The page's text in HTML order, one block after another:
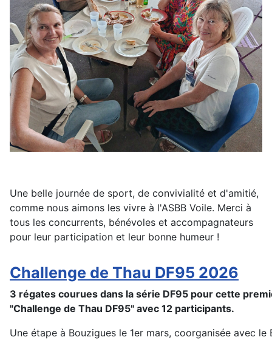
Une belle journée de sport, de convivialité et d'amitié,
comme nous aimons les vivre à l'ASBB Voile. Merci à
tous les concurrents, bénévoles et accompagnateurs
pour leur participation et leur bonne humeur !
Challenge de Thau DF95 2026
3 régates courues dans la série DF95 pour cette
"Challenge de Thau DF95" avec 12 participants.
Une étape à Bouzigues le 1er mars, coorganisée avec le